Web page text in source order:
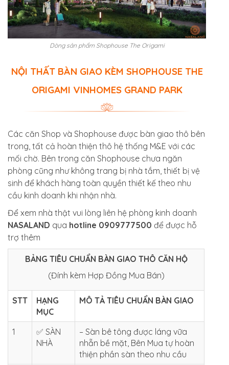
Dòng sản phẩm Shophouse The Origami
NỘI THẤT BÀN GIAO KÈM SHOPHOUSE THE
ORIGAMI VINHOMES GRAND PARK
Các căn Shop và Shophouse được bàn giao thô bên
trong, tất cả hoàn thiện thô hệ thống M&E với các
mối chờ. Bên trong căn Shophouse chưa ngăn
phòng cũng như không trang bị nhà tắm, thiết bị vệ
sinh để khách hàng toàn quyền thiết kế theo nhu
cầu kinh doanh khi nhận nhà.
Để xem nhà thật vui lòng liên hệ phòng kinh doanh
NASALAND qua hotline 0909777500 để được hỗ
trợ thêm
BẢNG TIÊU CHUẨN BÀN GIAO THÔ CĂN HỘ
(Đính kèm Hợp Đồng Mua Bán)
STT
HẠNG
MỤC
MÔ TẢ TIÊU CHUẨN BÀN GIAO
1
✅ SÀN
NHÀ
– Sàn bê tông được láng vữa
nhẵn bề mặt, Bên Mua tự hoàn
thiện phần sàn theo nhu cầu